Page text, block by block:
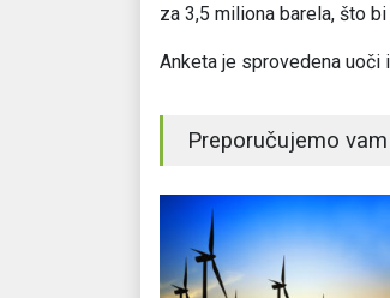
za 3,5 miliona barela, što
Anketa je sprovedena uoči
Preporučujemo